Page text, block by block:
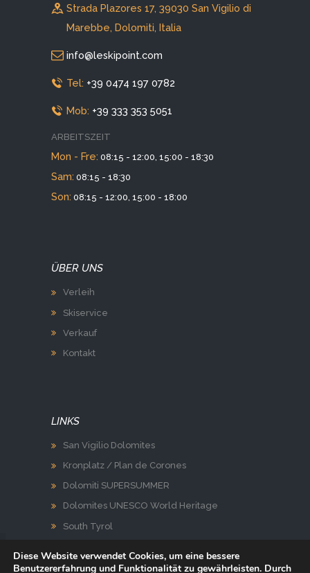
Strada Plazores 17, 39030 San Vigilio di
Marebbe, Dolomiti, Italia
info@leskipoint.com
Tel: +39 0474 197 0782
Mob: +39 333 353 5051
ARBEITSZEIT
Mon - Fre: 08:15 - 12:00, 15:00 - 18:30
Sam: 08:15 - 18:30
Son: 08:15 - 12:00, 15:00 - 18:00
ÜBER UNS
Verleih
Skiservice
Verkauf
Kontakt
LINKS
San Vigilio Dolomites
Kronplatz / Plan de Corones
Dolomiti SUPERSUMMER
Dolomites UNESCO World Heritage
South Tyrol
Diese Website verwendet Cookies, um eine bessere
Benutzererfahrung und Funktionalität zu gewährleisten. Durch